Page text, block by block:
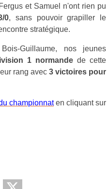
et Samuel n'ont rien pu
0, sans pouvoir grapiller le
stratégique.
Guillaume, nos jeunes
1 normande de cette
rang avec 3 victoires pour
championnaten cliquant sur